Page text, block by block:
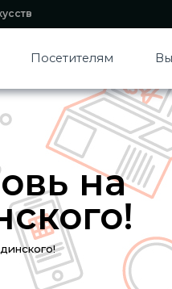
Посетителям
на